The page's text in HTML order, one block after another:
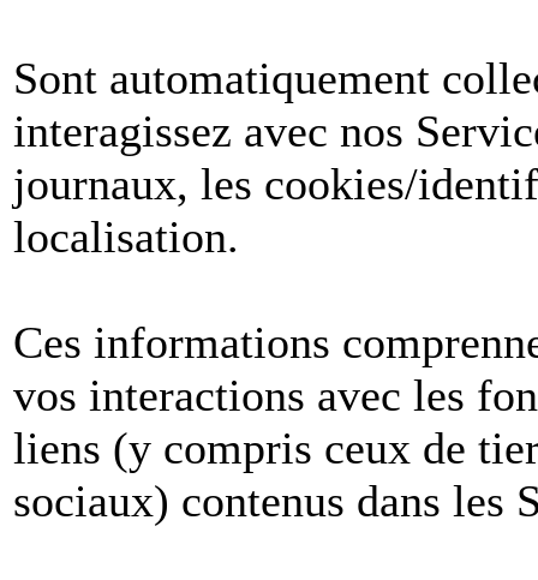
Sont automatiquement
interagissez avec nos
journaux, les cookies/
localisation.
Ces informations
vos interactions avec les
liens (y compris ceux de
sociaux) contenus dans les